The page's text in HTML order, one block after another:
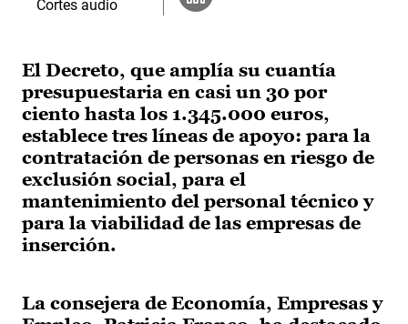
El Decreto, que amplía su cuantía
presupuestaria en casi un 30 por
ciento hasta los 1.345.000 euros,
establece tres líneas de apoyo: para la
contratación de personas en riesgo de
exclusión social, para el
mantenimiento del personal técnico y
para la viabilidad de las empresas de
inserción.
La consejera de Economía, Empresas y
Cortes audio